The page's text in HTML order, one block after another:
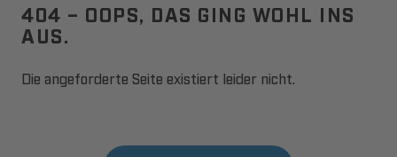
404 – OOPS, DAS GING WOHL INS
AUS.
Die angeforderte Seite existiert leider nicht.